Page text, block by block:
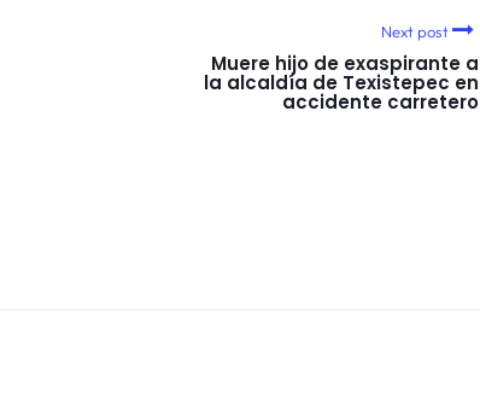
Next post
Muere hijo de exaspirante a
la alcaldía de Texistepec en
accidente carretero